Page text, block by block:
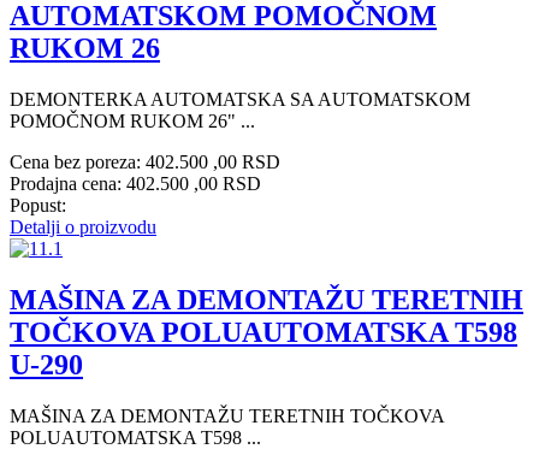
AUTOMATSKOM POMOČNOM
RUKOM 26
DEMONTERKA AUTOMATSKA SA AUTOMATSKOM
POMOČNOM RUKOM 26" ...
Cena bez poreza: 402.500 ,00 RSD
Prodajna cena: 402.500 ,00 RSD
Popust:
Detalji o proizvodu
MAŠINA ZA DEMONTAŽU TERETNIH
TOČKOVA POLUAUTOMATSKA T598
U-290
MAŠINA ZA DEMONTAŽU TERETNIH TOČKOVA
POLUAUTOMATSKA T598 ...